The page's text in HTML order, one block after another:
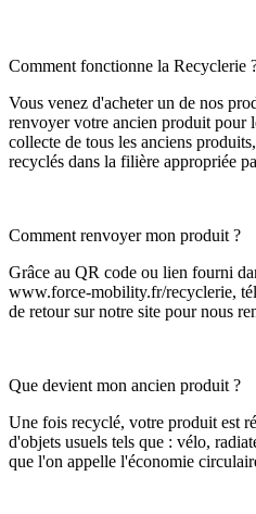
Comment fonctionne la Recyclerie
Vous venez d'acheter un de nos
renvoyer votre ancien produit pour
collecte de tous les anciens
recyclés dans la filière appropriée
Comment renvoyer mon produit ?
Grâce au QR code ou lien fourni
www.force-mobility.fr/recyclerie,
de retour sur notre site pour nous
Que devient mon ancien produit ?
Une fois recyclé, votre produit est
d'objets usuels tels que : vélo,
que l'on appelle l'économie